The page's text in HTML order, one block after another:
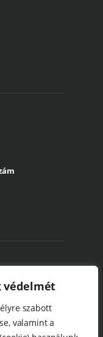
védelmét
szabott
valamint a